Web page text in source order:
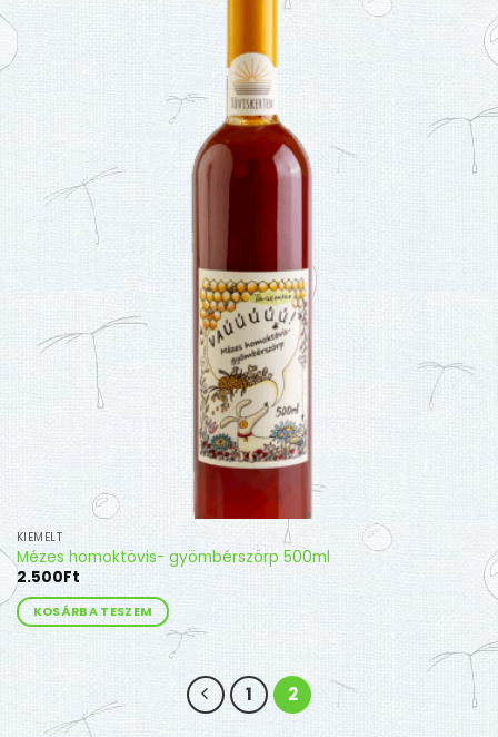
KIEMELT
Mézes homoktövis- gyömbérszörp 500ml
2.500Ft
KOSÁRBA TESZEM
1 2